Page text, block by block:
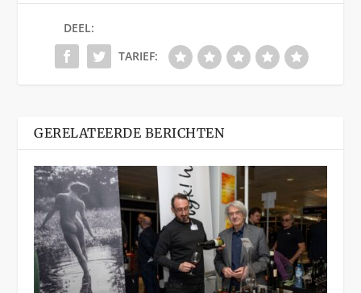
DEEL:
TARIEF:
GERELATEERDE BERICHTEN